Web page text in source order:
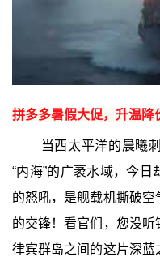
拼多多暑假大促，升温
当西太平洋的晨曦
“内海”的广袤水域，今
的怒吼，是舰载机撕破
的交锋！看官们，您没
律宾群岛之间的这片深蓝